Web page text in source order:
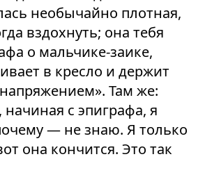
необычайно плотная,
вздохнуть; она тебя
о мальчике-заике,
в кресло и держит
Там же:
с эпиграфа, я
— не знаю. Я только
она кончится. Это так